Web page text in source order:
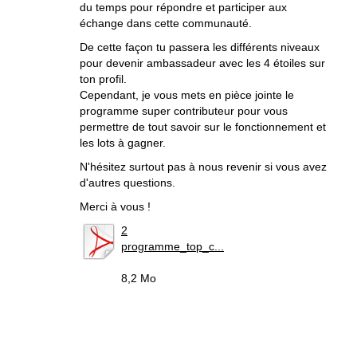
du temps pour répondre et participer aux
échange dans cette communauté.
De cette façon tu passera les différents niveaux
pour devenir ambassadeur avec les 4 étoiles sur
ton profil.
Cependant, je vous mets en pièce jointe le
programme super contributeur pour vous
permettre de tout savoir sur le fonctionnement et
les lots à gagner.
N'hésitez surtout pas à nous revenir si vous avez
d'autres questions.
Merci à vous !
2
programme_top_c...
8,2 Mo